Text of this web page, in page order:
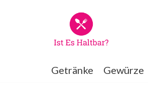
Getränke Gewürze